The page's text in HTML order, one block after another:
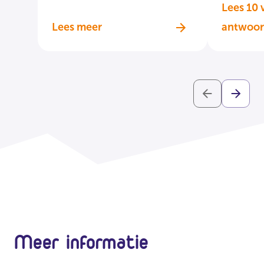
Lees meer
Lees 10
Meer informatie